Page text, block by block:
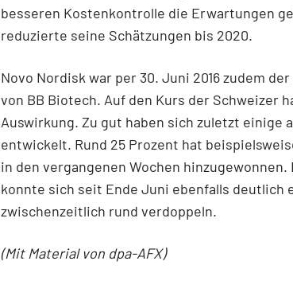
besseren Kostenkontrolle die Erwartungen
reduzierte seine Schätzungen bis 2020.
Novo Nordisk war per 30. Juni 2016 zudem
von BB Biotech. Auf den Kurs der Schweizer
Auswirkung. Zu gut haben sich zuletzt einige
entwickelt. Rund 25 Prozent hat
in den vergangenen Wochen
konnte sich seit Ende Juni ebenfalls deutlich
zwischenzeitlich rund verdoppeln.
(Mit Material von dpa-AFX)